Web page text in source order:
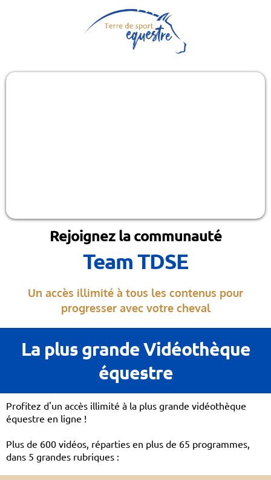
Rejoignez la communauté
Team TDSE
Un accès illimité à tous les contenus pour
progresser avec votre cheval
La plus grande Vidéothèque
équestre
Profitez d'un accès illimité à la plus grande vidéothèque
équestre en ligne !
Plus de 600 vidéos, réparties en plus de 65 programmes,
dans 5 grandes rubriques :